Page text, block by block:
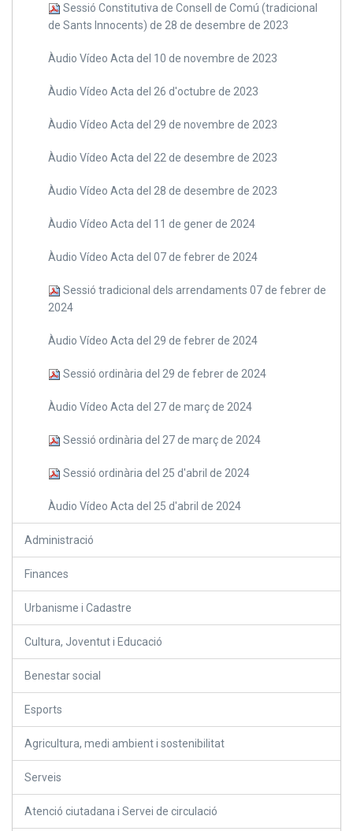
Sessió Constitutiva de Consell de Comú (tradicional
de Sants Innocents) de 28 de desembre de 2023
Àudio Vídeo Acta del 10 de novembre de 2023
Àudio Vídeo Acta del 26 d'octubre de 2023
Àudio Vídeo Acta del 29 de novembre de 2023
Àudio Vídeo Acta del 22 de desembre de 2023
Àudio Vídeo Acta del 28 de desembre de 2023
Àudio Vídeo Acta del 11 de gener de 2024
Àudio Vídeo Acta del 07 de febrer de 2024
Sessió tradicional dels arrendaments 07 de febrer de
2024
Àudio Vídeo Acta del 29 de febrer de 2024
Sessió ordinària del 29 de febrer de 2024
Àudio Vídeo Acta del 27 de març de 2024
Sessió ordinària del 27 de març de 2024
Sessió ordinària del 25 d'abril de 2024
Àudio Vídeo Acta del 25 d'abril de 2024
Administració
Finances
Urbanisme i Cadastre
Cultura, Joventut i Educació
Benestar social
Esports
Agricultura, medi ambient i sostenibilitat
Serveis
Atenció ciutadana i Servei de circulació